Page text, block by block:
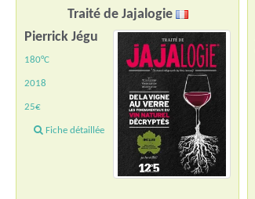
Traité de Jajalogie
Pierrick Jégu
180°C
2018
25€
Fiche détaillée